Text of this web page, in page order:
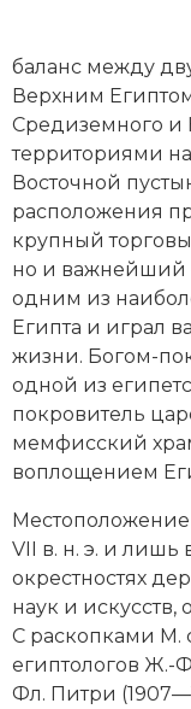
Генеалогия,
Государство и
Европа
Империи
Историческая
История
История
История,
исторического
Итория
Латинская
Новейшая
Нумизматика
баланс между
Верхним
Средиземного и
территориями
Восточной
расположения
крупный
но и важнейший
одним из
Египта и играл
жизни. Богом-
одной из
покровитель
мемфисский храм
воплощением
VII в. н. э. и лишь
окрестностях
наук и искусств,
С раскопками М.
египтологов Ж.-
Фл. Питри